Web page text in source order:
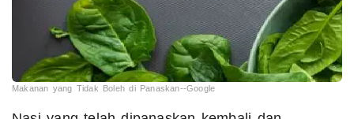
Makanan yang Tidak Boleh di Panaskan--Google